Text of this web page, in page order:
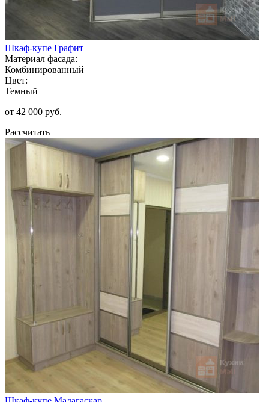
Шкаф-купе Графит
Материал фасада:
Комбинированный
Цвет:
Темный
от 42 000 руб.
Рассчитать